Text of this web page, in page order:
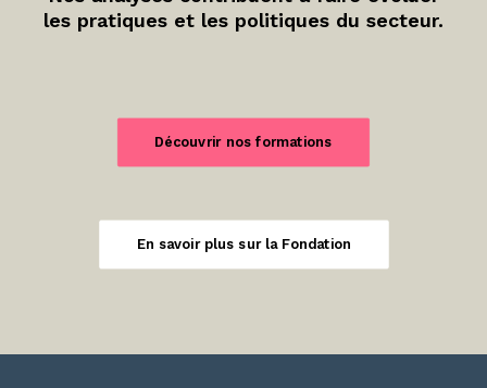
les pratiques et les politiques du secteur.
Découvrir nos formations
En savoir plus sur la Fondation